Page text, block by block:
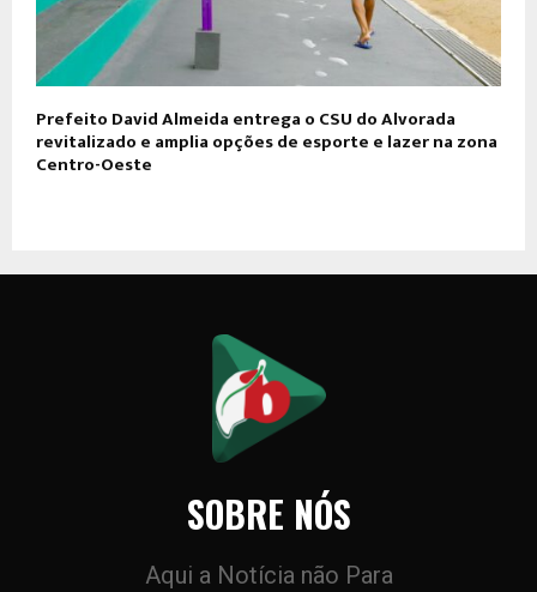
Prefeito David Almeida entrega o CSU do Alvorada
revitalizado e amplia opções de esporte e lazer na zona
Centro-Oeste
SOBRE NÓS
Aqui a Notícia não Para